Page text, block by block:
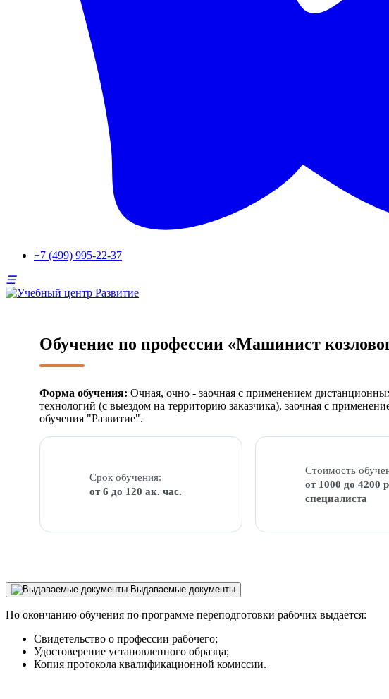
+7 (499) 995-22-37
Обучение по профессии «Машинист
Форма обучения: Очная, очно - заочная с применением
технологий (с выездом на территорию заказчика), заочная с
обучения "Развитие".
Срок обучения:
от 6 до 120 ак. час.
Стоимость
от 1000 до 4200
специалиста
Выдаваемые документы
По окончанию обучения по программе переподготовки рабочих выдается:
Свидетельство о профессии рабочего;
Удостоверение установленного образца;
Копия протокола квалификационной комиссии.